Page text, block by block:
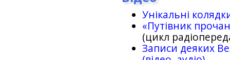
Унікальні
«Путівник
(цикл
Записи деяких